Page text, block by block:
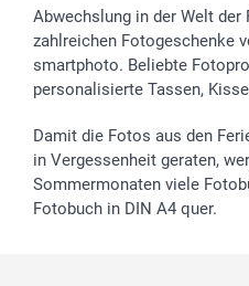
Abwechslung in der Welt der
zahlreichen Fotogeschenke
smartphoto. Beliebte
personalisierte Tassen,
Damit die Fotos aus den
in Vergessenheit geraten,
Sommermonaten viele
Fotobuch in DIN A4 quer.